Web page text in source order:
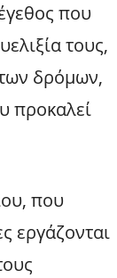
που
τους,
δρόμων,
προκαλεί
που
εργάζονται